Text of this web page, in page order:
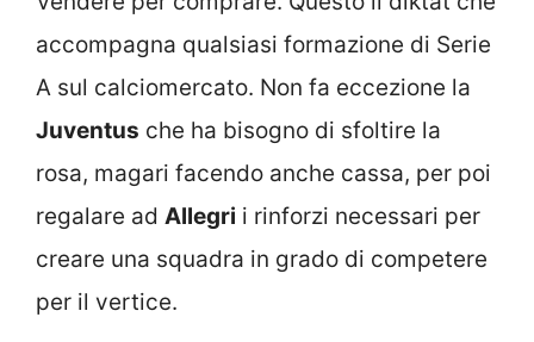
accompagna qualsiasi formazione di Serie
A sul calciomercato. Non fa eccezione la
Juventus che ha bisogno di sfoltire la
rosa, magari facendo anche cassa, per poi
regalare ad Allegri i rinforzi necessari per
creare una squadra in grado di competere
per il vertice.